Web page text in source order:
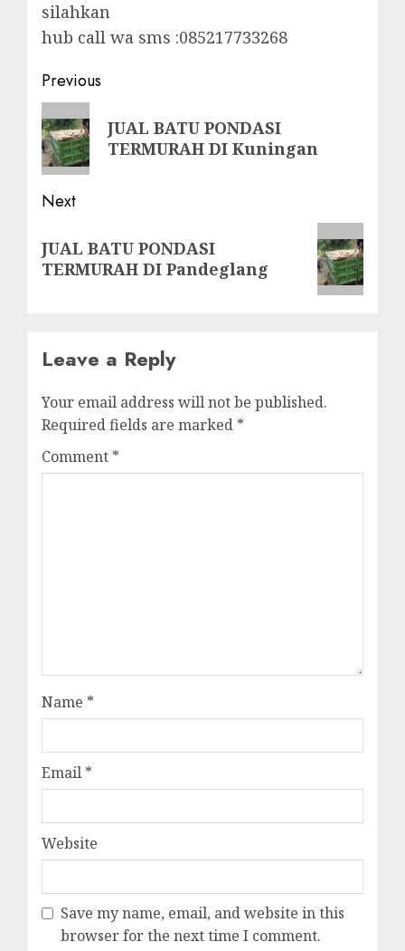
silahkan
hub call wa sms :085217733268
Post
navigation
Previous
Previous
post:
JUAL BATU PONDASI
TERMURAH DI Kuningan
Next
post:
JUAL BATU PONDASI
TERMURAH DI Pandeglang
Leave a Reply
Your email address will not be published.
Required fields are marked *
Comment *
Name *
Email *
Website
Save my name, email, and website in this
browser for the next time I comment.